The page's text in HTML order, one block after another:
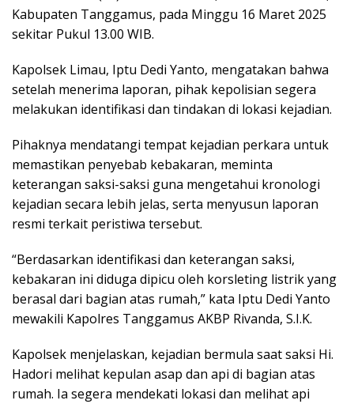
Kabupaten Tanggamus, pada Minggu 16 Maret 2025
sekitar Pukul 13.00 WIB.
Kapolsek Limau, Iptu Dedi Yanto, mengatakan bahwa
setelah menerima laporan, pihak kepolisian segera
melakukan identifikasi dan tindakan di lokasi kejadian.
Pihaknya mendatangi tempat kejadian perkara untuk
memastikan penyebab kebakaran, meminta
keterangan saksi-saksi guna mengetahui kronologi
kejadian secara lebih jelas, serta menyusun laporan
resmi terkait peristiwa tersebut.
“Berdasarkan identifikasi dan keterangan saksi,
kebakaran ini diduga dipicu oleh korsleting listrik yang
berasal dari bagian atas rumah,” kata Iptu Dedi Yanto
mewakili Kapolres Tanggamus AKBP Rivanda, S.I.K.
Kapolsek menjelaskan, kejadian bermula saat saksi Hi.
Hadori melihat kepulan asap dan api di bagian atas
rumah. Ia segera mendekati lokasi dan melihat api